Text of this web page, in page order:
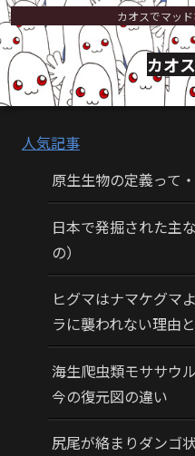
カオスでマッ
カオ
人気記事
原生生物の定義って
日本で発掘された主
の）
ヒグマはナマケグマ
ラに襲われない理由
海生爬虫類モササウ
今の復元図の違い
尻尾が絡まりダンゴ